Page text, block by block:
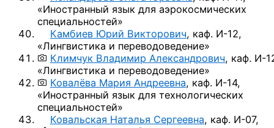
«Иностранный язык для аэрокосмических
специальностей»
Камбиев Юрий Викторович, каф. И-12,
«Лингвистика и переводоведение»
Климчук Владимир Александрович, каф. И-
«Лингвистика и переводоведение»
Ковалёва Мария Андреевна, каф. И-14,
«Иностранный язык для технологических
специальностей»
Ковальская Наталья Сергеевна, каф. И-07,